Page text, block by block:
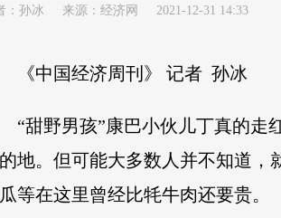
： 孙冰 来源：经济网 2021-12-31 14:33
《中国经济周刊》 记者 孙冰
“甜野男孩”康巴小伙儿丁真的走
地。但可能大多数人并不知道，
等在这里曾经比牦牛肉还要贵。